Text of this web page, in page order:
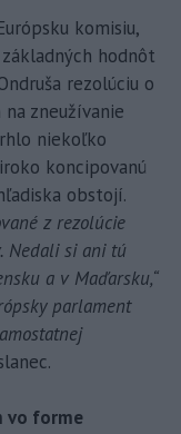
komisiu,
hodnôt
rezolúciu o
zneužívanie
niekoľko
koncipovanú
obstojí.
z rezolúcie
Nedali si ani tú
a v Maďarsku,“
parlament
vo forme